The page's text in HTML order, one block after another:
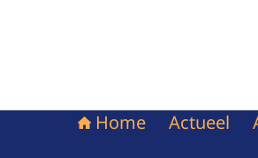
Home Actueel